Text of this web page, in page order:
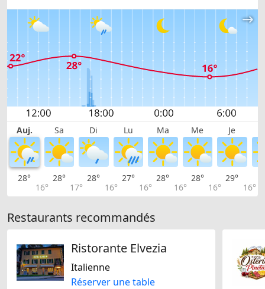
Auj. Sa Di Lu Ma Me Je
28°
16°
28°
17°
28°
16°
27°
16°
28°
16°
28°
16°
29°
16°
Restaurants recommandés
Ristorante Elvezia
Italienne
Réserver une table